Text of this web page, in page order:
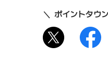
ポイントタウ